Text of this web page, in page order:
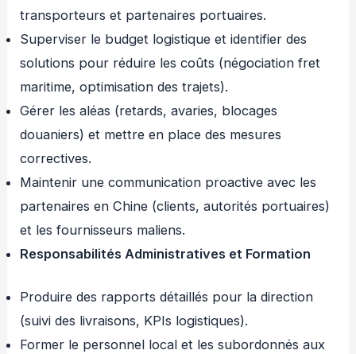
transporteurs et partenaires portuaires.
Superviser le budget logistique et identifier des
solutions pour réduire les coûts (négociation fret
maritime, optimisation des trajets).
Gérer les aléas (retards, avaries, blocages
douaniers) et mettre en place des mesures
correctives.
Maintenir une communication proactive avec les
partenaires en Chine (clients, autorités portuaires)
et les fournisseurs maliens.
Responsabilités Administratives et Formation
Produire des rapports détaillés pour la direction
(suivi des livraisons, KPIs logistiques).
Former le personnel local et les subordonnés aux